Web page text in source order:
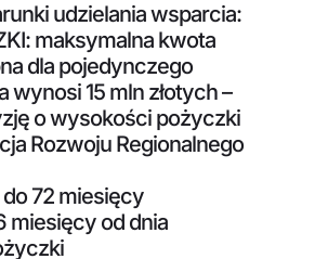
udzielania wsparcia:
maksymalna kwota
dla pojedynczego
15 mln złotych –
o wysokości pożyczki
Rozwoju Regionalnego
do 72 miesięcy
miesięcy od dnia